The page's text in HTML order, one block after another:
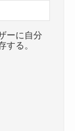
ーに自分
する。